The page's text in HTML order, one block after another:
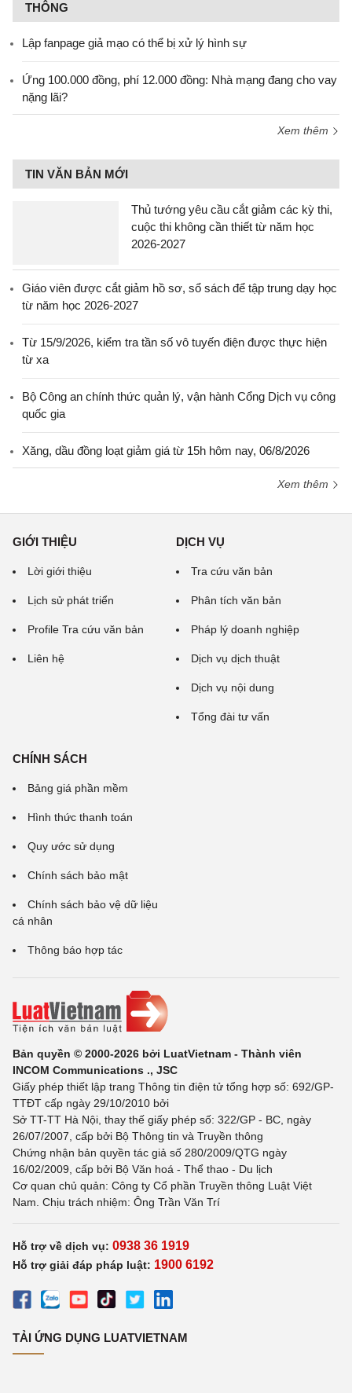
THÔNG
Lập fanpage giả mạo có thể bị xử lý hình sự
Ứng 100.000 đồng, phí 12.000 đồng: Nhà mạng đang cho vay
nặng lãi?
Xem thêm
TIN VĂN BẢN MỚI
Thủ tướng yêu cầu cắt giảm các kỳ thi,
cuộc thi không cần thiết từ năm học
2026-2027
Giáo viên được cắt giảm hồ sơ, sổ sách để tập trung dạy học
từ năm học 2026-2027
Từ 15/9/2026, kiểm tra tần số vô tuyến điện được thực hiện
từ xa
Bộ Công an chính thức quản lý, vận hành Cổng Dịch vụ công
quốc gia
Xăng, dầu đồng loạt giảm giá từ 15h hôm nay, 06/8/2026
Xem thêm
GIỚI THIỆU
Lời giới thiệu
Lịch sử phát triển
Profile Tra cứu văn bản
Liên hệ
DỊCH VỤ
Tra cứu văn bản
Phân tích văn bản
Pháp lý doanh nghiệp
Dịch vụ dịch thuật
Dịch vụ nội dung
Tổng đài tư vấn
CHÍNH SÁCH
Bảng giá phần mềm
Hình thức thanh toán
Quy ước sử dụng
Chính sách bảo mật
Chính sách bảo vệ dữ liệu
cá nhân
Thông báo hợp tác
Bản quyền © 2000-2026 bởi LuatVietnam - Thành viên
INCOM Communications ., JSC
Giấy phép thiết lập trang Thông tin điện tử tổng hợp số: 692/GP-
TTĐT cấp ngày 29/10/2010 bởi
Sở TT-TT Hà Nội, thay thế giấy phép số: 322/GP - BC, ngày
26/07/2007, cấp bởi Bộ Thông tin và Truyền thông
Chứng nhận bản quyền tác giả số 280/2009/QTG ngày
16/02/2009, cấp bởi Bộ Văn hoá - Thể thao - Du lịch
Cơ quan chủ quản: Công ty Cổ phần Truyền thông Luật Việt
Nam. Chịu trách nhiệm: Ông Trần Văn Trí
Hỗ trợ về dịch vụ: 0938 36 1919
Hỗ trợ giải đáp pháp luật: 1900 6192
TẢI ỨNG DỤNG LUATVIETNAM